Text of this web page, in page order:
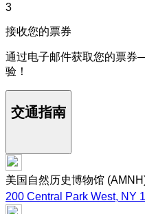
3
接收您的票券
通过电子邮件获取您的票
验！
交通指南
美国自然历史博物馆
200 Central Park West, NY